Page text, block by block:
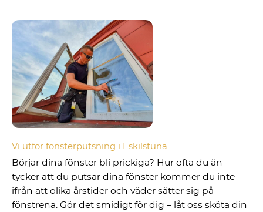
Vi utför fönsterputsning i Eskilstuna
Börjar dina fönster bli prickiga? Hur ofta du än
tycker att du putsar dina fönster kommer du inte
ifrån att olika årstider och väder sätter sig på
fönstrena. Gör det smidigt för dig – låt oss sköta din